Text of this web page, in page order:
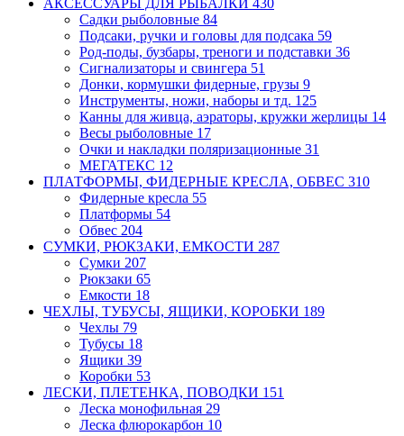
АКСЕССУАРЫ ДЛЯ РЫБАЛКИ 430
Садки рыболовные 84
Подсаки, ручки и головы для подсака 59
Род-поды, бузбары, треноги и подставки 36
Сигнализаторы и свингера 51
Донки, кормушки фидерные, грузы 9
Инструменты, ножи, наборы и тд. 125
Канны для живца, аэраторы, кружки жерлицы 14
Весы рыболовные 17
Очки и накладки поляризационные 31
МЕГАТЕКС 12
ПЛАТФОРМЫ, ФИДЕРНЫЕ КРЕСЛА, ОБВЕС 310
Фидерные кресла 55
Платформы 54
Обвес 204
СУМКИ, РЮКЗАКИ, ЕМКОСТИ 287
Сумки 207
Рюкзаки 65
Емкости 18
ЧЕХЛЫ, ТУБУСЫ, ЯЩИКИ, КОРОБКИ 189
Чехлы 79
Тубусы 18
Ящики 39
Коробки 53
ЛЕСКИ, ПЛЕТЕНКА, ПОВОДКИ 151
Леска монофильная 29
Леска флюрокарбон 10